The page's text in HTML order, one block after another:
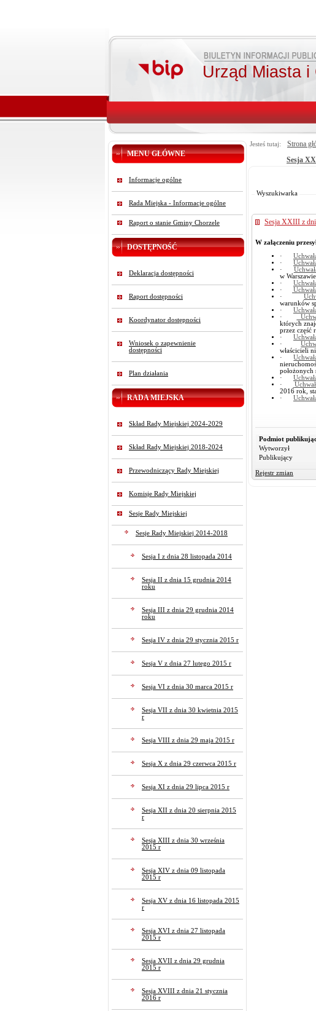
Urząd Miasta
MENU GŁÓWNE
Informacje ogólne
Rada Miejska - Informacje ogólne
Raport o stanie Gminy Chorzele
DOSTĘPNOŚĆ
Deklaracja dostępności
Raport dostępności
Koordynator dostępności
Wniosek o zapewnienie
dostępności
Plan działania
RADA MIEJSKA
Skład Rady Miejskiej 2024-2029
Skład Rady Miejskiej 2018-2024
Przewodniczący Rady Miejskiej
Komisje Rady Miejskiej
Sesje Rady Miejskiej
Sesje Rady Miejskiej 2014-2018
Sesja I z dnia 28 listopada 2014
Sesja II z dnia 15 grudnia 2014
roku
Sesja III z dnia 29 grudnia 2014
roku
Sesja IV z dnia 29 stycznia 2015 r
Sesja V z dnia 27 lutego 2015 r
Sesja VI z dnia 30 marca 2015 r
Sesja VII z dnia 30 kwietnia 2015
r
Sesja VIII z dnia 29 maja 2015 r
Sesja X z dnia 29 czerwca 2015 r
Sesja XI z dnia 29 lipca 2015 r
Sesja XII z dnia 20 sierpnia 2015
r
Sesja XIII z dnia 30 września
2015 r
Sesja XIV z dnia 09 listopada
2015 r
Sesja XV z dnia 16 listopada 2015
r
Sesja XVI z dnia 27 listopada
2015 r
Sesja XVII z dnia 29 grudnia
2015 r
Sesja XVIII z dnia 21 stycznia
2016 r
Jesteś tutaj: Strona
Sesja
Wyszukiwarka
Sesja XXIII z
W załączeniu
·
·
·
w Warszawie.
·
·
·
warunków
·
·
których
przez część
·
·
właścicieli
·
położonych
·
·
2016 rok,
·
Podmiot
Wytworzył
Publikujący
Rejestr zmian